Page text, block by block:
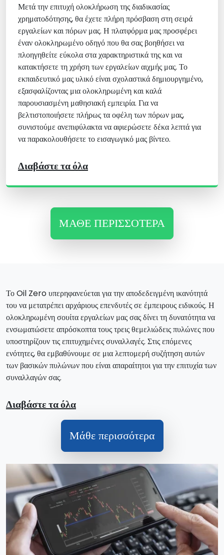
Μετά την επιτυχή ολοκλήρωση της διαδικασίας
χρηματοδότησης, θα έχετε πλήρη πρόσβαση στη σειρά
εργαλείων και πόρων μας. Η πλατφόρμα μας προσφέρει
έναν ολοκληρωμένο οδηγό που θα σας βοηθήσει να
πλοηγηθείτε εύκολα στα χαρακτηριστικά της και να
κατακτήσετε τη χρήση των εργαλείων αιχμής μας. Το
εκπαιδευτικό μας υλικό είναι σχολαστικά δημιουργημένο,
εξασφαλίζοντας μια ολοκληρωμένη και καλά
παρουσιασμένη μαθησιακή εμπειρία. Για να
βελτιστοποιήσετε πλήρως τα οφέλη των πόρων μας,
συνιστούμε ανεπιφύλακτα να αφιερώσετε δέκα λεπτά για
να παρακολουθήσετε το εισαγωγικό μας βίντεο.
Διαβάστε τα όλα
ΜΆΘΕ ΠΕΡΙΣΣΌΤΕΡΑ
Το Oil Zero υπερηφανεύεται για την αποδεδειγμένη ικανότητά
του να μετατρέπει αρχάριους επενδυτές σε έμπειρους ειδικούς. Η
ολοκληρωμένη σουίτα εργαλείων μας σας δίνει τη δυνατότητα να
ενσωματώσετε απρόσκοπτα τους τρεις θεμελιώδεις πυλώνες που
υποστηρίζουν τις επιτυχημένες συναλλαγές. Στις επόμενες
ενότητες, θα εμβαθύνουμε σε μια λεπτομερή συζήτηση αυτών
των βασικών πυλώνων που είναι απαραίτητοι για την επιτυχία των
συναλλαγών σας.
Διαβάστε τα όλα
Μάθε περισσότερα